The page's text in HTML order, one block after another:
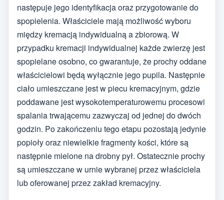
następuje jego identyfikacja oraz przygotowanie do
spopielenia. Właściciele mają możliwość wyboru
między kremacją indywidualną a zbiorową. W
przypadku kremacji indywidualnej każde zwierzę jest
spopielane osobno, co gwarantuje, że prochy oddane
właścicielowi będą wyłącznie jego pupila. Następnie
ciało umieszczane jest w piecu kremacyjnym, gdzie
poddawane jest wysokotemperaturowemu procesowi
spalania trwającemu zazwyczaj od jednej do dwóch
godzin. Po zakończeniu tego etapu pozostają jedynie
popioły oraz niewielkie fragmenty kości, które są
następnie mielone na drobny pył. Ostatecznie prochy
są umieszczane w urnie wybranej przez właściciela
lub oferowanej przez zakład kremacyjny.